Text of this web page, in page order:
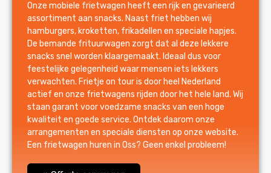
Onze mobiele frietwagen heeft een rijk en gevarieerd
assortiment aan snacks. Naast friet hebben wij
hamburgers, kroketten, frikadellen en speciale hapjes.
De bemande frituurwagen zorgt dat al deze lekkere
snacks snel worden klaargemaakt. Ideaal dus voor
feestelijke gelegenheid waar mensen iets lekkers
verwachten. Frietje on tour is door heel Nederland
actief en onze frietwagens rijden door het hele land. Wij
staan garant voor voedzame snacks van een hoge
kwaliteit en goede service. Ontdek daarom onze
arrangementen en speciale diensten op onze website.
Een frietwagen huren in Oss? Geen enkel probleem!